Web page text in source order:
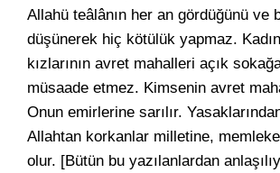
Allahü teâlânın her an gördüğünü ve
düşünerek hiç kötülük yapmaz.
kızlarının avret mahalleri açık
müsaade etmez. Kimsenin avret
Onun emirlerine sarılır.
Allahtan korkanlar milletine,
olur. [Bütün bu yazılanlardan